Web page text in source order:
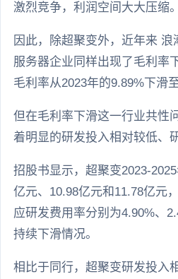
激烈竞争，利润空间大大压缩。
因此，除超聚变外，近年来
服务器企业同样出现了毛利率
毛利率从2023年的9.89%下滑
但在毛利率下滑这一行业共性
着明显的研发投入相对较低、
招股书显示，超聚变2023-
亿元、10.98亿元和11.78亿元
应研发费用率分别为4.90%、
持续下滑情况。
相比于同行，超聚变研发投入